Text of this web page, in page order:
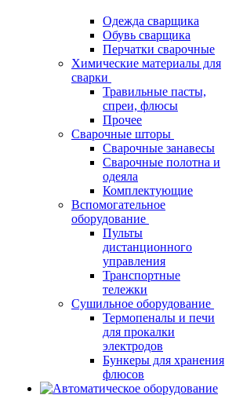
Одежда сварщика
Обувь сварщика
Перчатки сварочные
Химические материалы для
сварки
Травильные пасты,
спреи, флюсы
Прочее
Сварочные шторы
Сварочные занавесы
Сварочные полотна и
одеяла
Комплектующие
Вспомогательное
оборудование
Пульты
дистанционного
управления
Транспортные
тележки
Сушильное оборудование
Термопеналы и печи
для прокалки
электродов
Бункеры для хранения
флюсов